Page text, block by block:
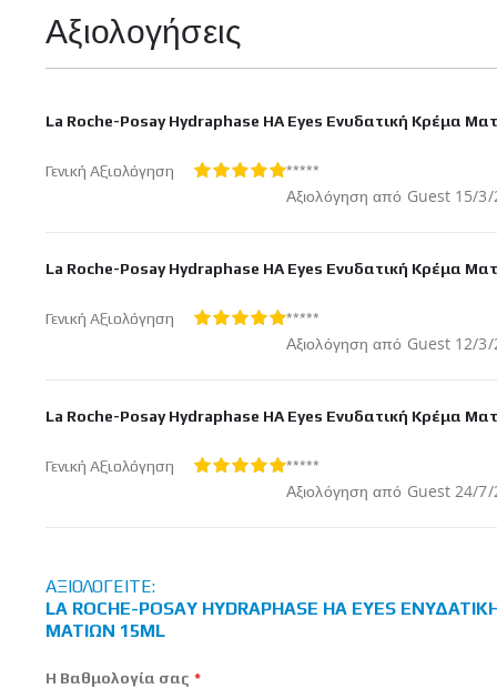
Αξιολογήσεις
La Roche-Posay Hydraphase HA Eyes Ενυδατική Κρέμα
Γενική Αξιολόγηση
*****
Αξιολόγηση από Guest 15/3/
La Roche-Posay Hydraphase HA Eyes Ενυδατική Κρέμα
Γενική Αξιολόγηση
*****
Αξιολόγηση από Guest 12/3/
La Roche-Posay Hydraphase HA Eyes Ενυδατική Κρέμα
Γενική Αξιολόγηση
*****
Αξιολόγηση από Guest24/7/
ΑΞΙΟΛΟΓΕΊΤΕ:
LA ROCHE-POSAY HYDRAPHASE HA EYES
ΜΑΤΙΏΝ 15ML
Η Βαθμολογία σας